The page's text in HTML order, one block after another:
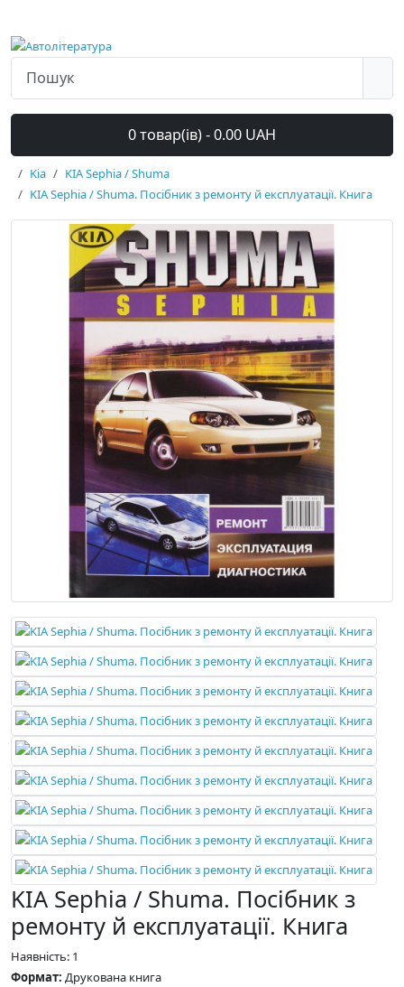
0 товар(ів) - 0.00 UAH
Kia
KIA Sephia / Shuma
KIA Sephia / Shuma. Посібник з ремонту й експлуатації. Книга
KIA Sephia / Shuma. Посібник з
ремонту й експлуатації. Книга
Наявність: 1
Формат: Друкована книга